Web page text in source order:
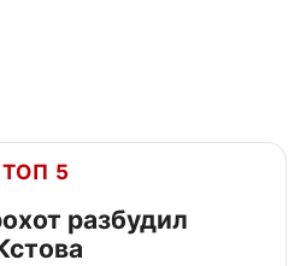
ТОП 5
разбудил